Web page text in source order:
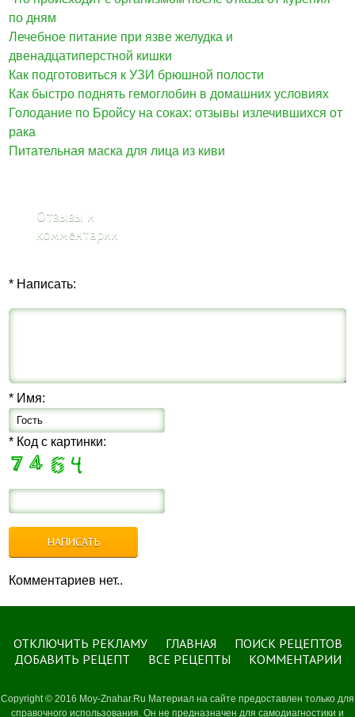
по дням
Лечебное питание при язве желудка и
двенадцатиперстной кишки
Как подготовиться к УЗИ брюшной полости
Как быстро поднять гемоглобин в домашних условиях
Голодание по Бройсу на соках: отзывы излечившихся от
рака
Питательная маска для лица из киви
Отзывы и
комментарии
* Написать:
* Имя:
* Код с картинки:
Комментариев нет..
ОТКЛЮЧИТЬ РЕКЛАМУ ГЛАВНАЯ
ПОИСК РЕЦЕПТОВ
ДОБАВИТЬ РЕЦЕПТ
ВСЕ РЕЦЕПТЫ КОММЕНТАРИИ
Copyright © 2016 Moy-Znahar.Ru Материал на сайте предоставлен только для
справочного использования. Он не предназначен для самодиагностики и